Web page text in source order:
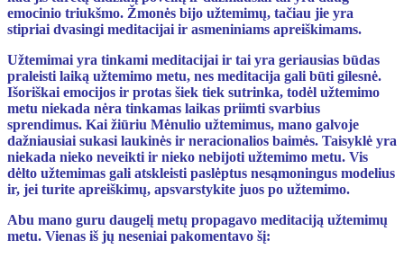
emocinio triukšmo. Žmonės bijo užtemimų, tačiau jie yra
stipriai dvasingi meditacijai ir asmeniniams apreiškimams.
Užtemimai yra tinkami meditacijai ir tai yra geriausias būdas
praleisti laiką užtemimo metu, nes meditacija gali būti gilesnė.
Išoriškai emocijos ir protas šiek tiek sutrinka, todėl užtemimo
metu niekada nėra tinkamas laikas priimti svarbius
sprendimus. Kai žiūriu Mėnulio užtemimus, mano galvoje
dažniausiai sukasi laukinės ir neracionalios baimės. Taisyklė yra
niekada nieko neveikti ir nieko nebijoti užtemimo metu. Vis
dėlto užtemimas gali atskleisti paslėptus nesąmoningus modelius
ir, jei turite apreiškimų, apsvarstykite juos po užtemimo.
Abu mano guru daugelį metų propagavo meditaciją užtemimų
metu. Vienas iš jų neseniai pakomentavo šį: